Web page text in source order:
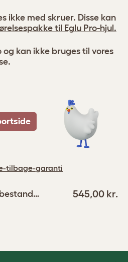
tilbage-garanti
545,00 kr.
ikke med skruer. Disse kan
til Eglu Pro-hjul.
og kan ikke bruges til vores